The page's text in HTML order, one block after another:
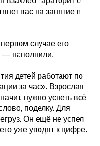
вас на занятие в
случае его
— наполнили.
детей работают по
за час». Взрослая
нужно успеть всё
поделку. Для
Он ещё не успел
уже уводят к цифре.